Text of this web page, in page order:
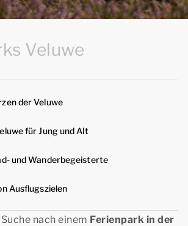
Veluwe
der Veluwe
für Jung und Alt
und Wanderbegeisterte
Ausflugszielen
nach einem Ferienpark in der